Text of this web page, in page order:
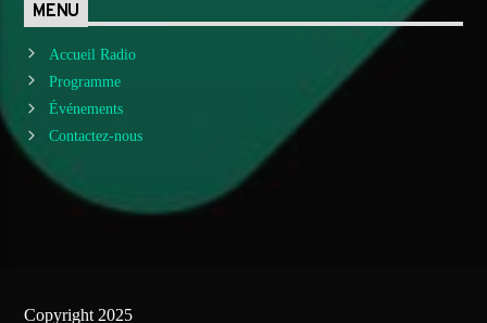
MENU
Accueil Radio
Programme
Événements
Contactez-nous
Copyright 2025